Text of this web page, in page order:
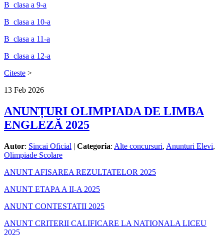
B_clasa a 9-a
B_clasa a 10-a
B_clasa a 11-a
B_clasa a 12-a
Citeste >
13 Feb 2026
ANUNȚURI OLIMPIADA DE LIMBA
ENGLEZĂ 2025
Autor: Sincai Oficial | Categoria: Alte concursuri, Anunturi Elevi,
Olimpiade Scolare
ANUNT AFISAREA REZULTATELOR 2025
ANUNT ETAPA A II-A 2025
ANUNT CONTESTATII 2025
ANUNT CRITERII CALIFICARE LA NATIONALA LICEU
2025